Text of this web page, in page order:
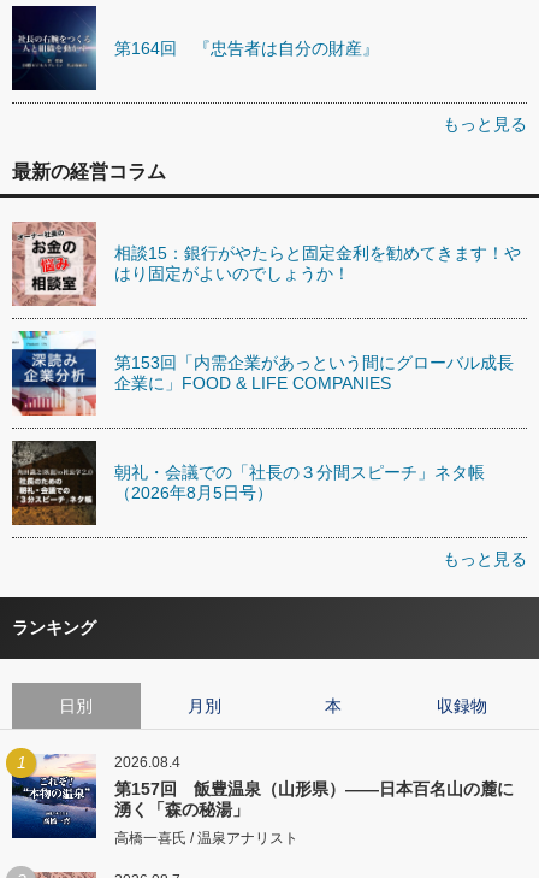
第164回 『忠告者は自分の財産』
もっと見る
最新の経営コラム
相談15：銀行がやたらと固定金利を勧めてきます！や
はり固定がよいのでしょうか！
第153回「内需企業があっという間にグローバル成長
企業に」FOOD & LIFE COMPANIES
朝礼・会議での「社長の３分間スピーチ」ネタ帳
（2026年8月5日号）
もっと見る
ランキング
日別 月別 本 収録物
1 2026.08.4
第157回 飯豊温泉（山形県）――日本百名山の麓に
湧く「森の秘湯」
高橋一喜氏 / 温泉アナリスト